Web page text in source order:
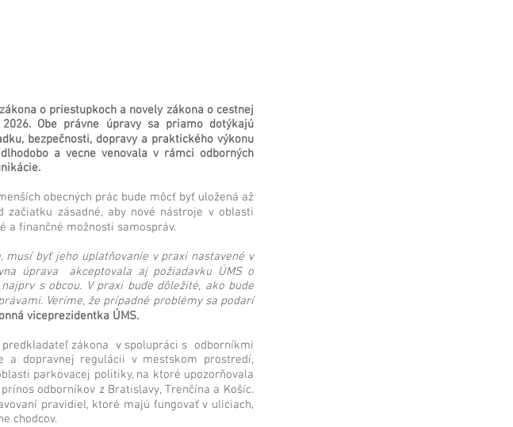
o priestupkoch a novely zákona o cestnej
Obe právne úpravy sa priamo dotýkajú
bezpečnosti, dopravy a praktického výkonu
a vecne venovala v rámci odborných
obecných prác bude môcť byť uložená až
zásadné, aby nové nástroje v oblasti
a finančné možnosti samospráv.
byť jeho uplatňovanie v praxi nastavené v
úprava akceptovala aj požiadavku ÚMS o
s obcou. V praxi bude dôležité, ako bude
Veríme, že prípadné problémy sa podarí
viceprezidentka ÚMS.
predkladateľ zákona v spolupráci s odborníkmi
dopravnej regulácii v mestskom prostredí,
parkovacej politiky, na ktoré upozorňovala
odborníkov z Bratislavy, Trenčína a Košíc.
pravidiel, ktoré majú fungovať v uliciach,
chodcov.